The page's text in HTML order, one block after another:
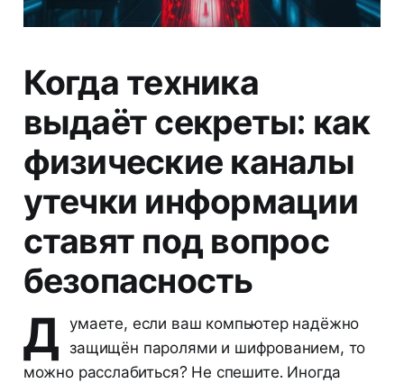
Когда техника
выдаёт секреты: как
физические каналы
утечки информации
ставят под вопрос
безопасность
Д
умаете, если ваш компьютер надёжно
защищён паролями и шифрованием, то
можно расслабиться? Не спешите. Иногда